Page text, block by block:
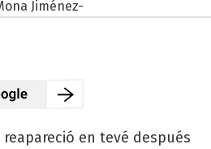
reapareció en tevé después